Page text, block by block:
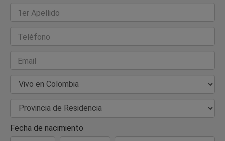
1er Apellido
Teléfono
Email
País de Residencia
Provincia de Residencia
Fecha de nacimiento